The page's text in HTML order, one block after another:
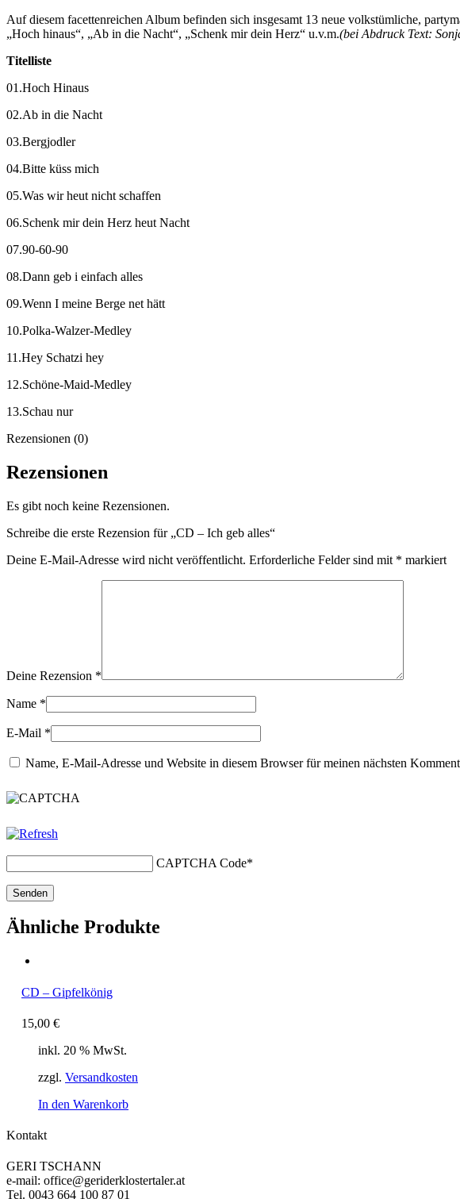
Auf diesem facettenreichen Album befinden sich insgesamt 13 neue volkstümliche,
„Hoch hinaus“, „Ab in die Nacht“, „Schenk mir dein Herz“ u.v.m.(bei Abdruck Text:
Titelliste
01.Hoch Hinaus
02.Ab in die Nacht
03.Bergjodler
04.Bitte küss mich
05.Was wir heut nicht schaffen
06.Schenk mir dein Herz heut Nacht
07.90-60-90
08.Dann geb i einfach alles
09.Wenn I meine Berge net hätt
10.Polka-Walzer-Medley
11.Hey Schatzi hey
12.Schöne-Maid-Medley
13.Schau nur
Rezensionen (0)
Rezensionen
Es gibt noch keine Rezensionen.
Schreibe die erste Rezension für „CD – Ich geb alles“
Deine E-Mail-Adresse wird nicht veröffentlicht. Erforderliche Felder sind mit * markiert
Deine Rezension *
Name *
E-Mail *
Name, E-Mail-Adresse und Website in diesem Browser für meinen nächsten
CAPTCHA Code*
Ähnliche Produkte
CD – Gipfelkönig
15,00 €
inkl. 20 % MwSt.
zzgl. Versandkosten
In den Warenkorb
Kontakt
GERI TSCHANN
e-mail: office@geriderklostertaler.at
Tel. 0043 664 100 87 01